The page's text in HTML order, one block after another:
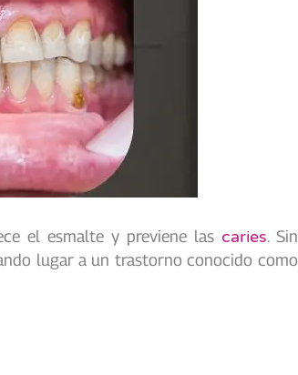
el esmalte y previene las caries. Sin
lugar a un trastorno conocido como